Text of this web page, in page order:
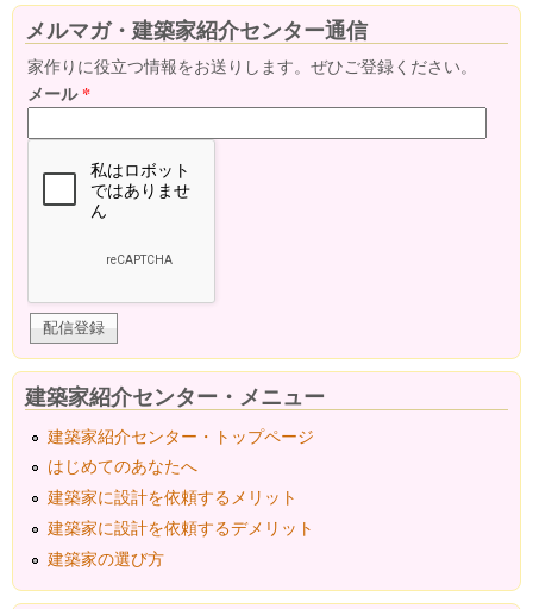
メルマガ・建築家紹介センター通信
家作りに役立つ情報をお送りします。ぜひご登録ください。
メール*
建築家紹介センター・メニュー
建築家紹介センター・トップページ
はじめてのあなたへ
建築家に設計を依頼するメリット
建築家に設計を依頼するデメリット
建築家の選び方